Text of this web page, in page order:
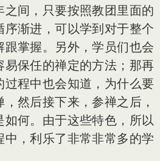
间，只要按照教团里面的
渐进，可以学到对于整个
掌握。另外，学员们也会
易保任的禅定的方法；那再
程中也会知道，为什么要
然后接下来，参禅之后，
如何。由于这些特色，所以
，利乐了非常非常多的学